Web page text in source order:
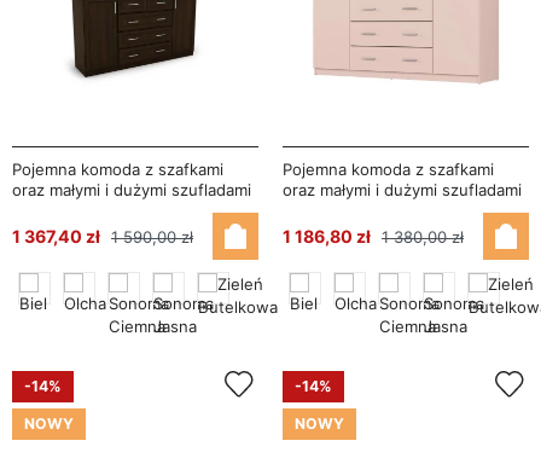
Pojemna komoda z szafkami
oraz małymi i dużymi szufladami
160 cm Sonoma Ciemna – Linea
1 367,40 zł 1 590,00 zł
Pojemna komoda z szafkami
oraz małymi i dużymi szufladami
1 186,80 zł 1 380,00 zł
-14%
NOWY
-14%
NOWY